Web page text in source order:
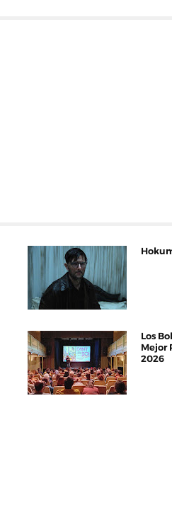
Los
Mejor
2026